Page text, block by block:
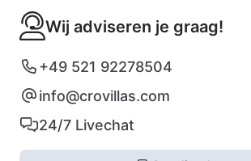
Wij adviseren je graag!
+49 521 92278504
info@crovillas.com
24/7 Livechat